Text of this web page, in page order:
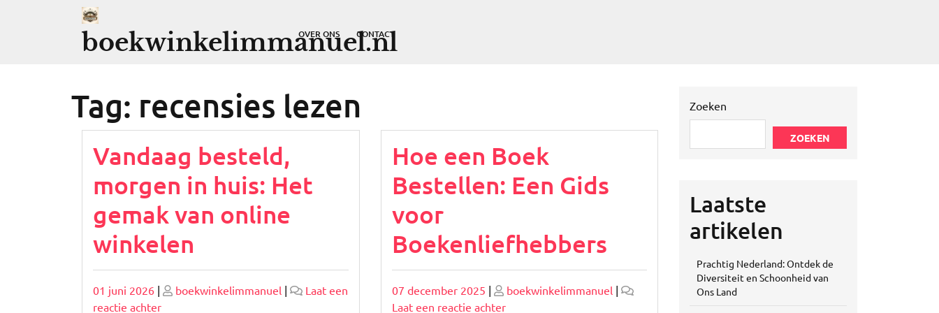
boekwinkelimmanuel.nl
OVER ONS CONTACT
Tag: recensies lezen
Vandaag besteld,
morgen in huis: Het
gemak van online
winkelen
Geplaatst
op
01 juni 2026 | Geplaatst
boekwinkelimmanuel |
Laat een
reactie achterop
Hoe een Boek
Bestellen: Een Gids
voor
Boekenliefhebbers
Geplaatst
op
07 december 2025 | Geplaatst
op
boekwinkelimmanuel|
Laat een reactie achterop
Zoeken
ZOEKEN
Laatste
artikelen
Prachtig Nederland: Ontdek de
Diversiteit en Schoonheid van
Ons Land